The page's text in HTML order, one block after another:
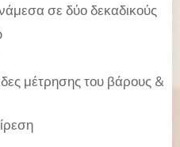
σε δύο δεκαδικούς
μέτρησης του βάρους &